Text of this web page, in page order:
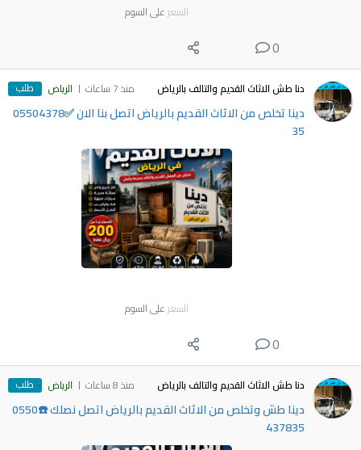
السعر على السوم
0
دنا طش الاثاث القديم والتالف بالرياض منذ 7 ساعات الرياض طلب
دينا تخلص من الاثاث القديم بالرياض اتصل بنا الان ✅05504378
35
السعر على السوم
0
دنا طش الاثاث القديم والتالف بالرياض منذ 8 ساعات الرياض طلب
دينا طش وتخلص من الاثاث القديم بالرياض اتصل نصلك ☎️0550
437835